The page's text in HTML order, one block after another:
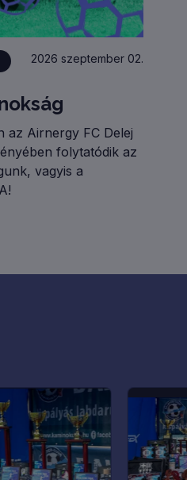
2026 szeptember 02.
az Airnergy FC Delej
folytatódik az
vagyis a